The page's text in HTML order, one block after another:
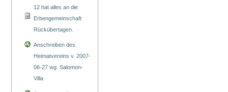
12 hat alles an die
Erbengemeinschaft
Rückübertagen.
Anschreiben des
Heimatvereins v. 2007-
06-27 wg. Salomon-
Villa